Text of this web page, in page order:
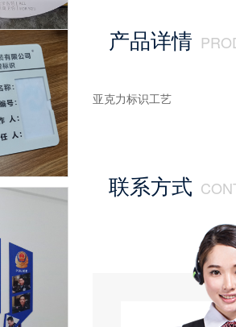
产品详情
亚克力标识工艺
联系方式
uv打印加工行业一天能挣多少钱？价格受什么因素影响呢？
UV打印加工的印刷效率为什么比较高呢？